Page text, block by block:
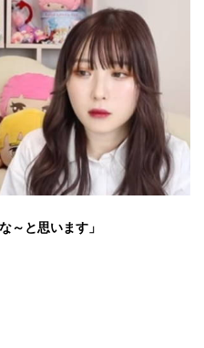
～と思います」